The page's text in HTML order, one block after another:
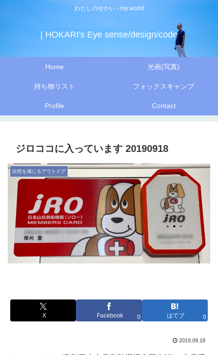
わたしのせかい - my world
| HOKARI's Eye sense/design/code
Home 光画(写真)
持ち物リスト フォックスキャンプ
Profile Contact
ジロココに入っています 20190918
自然を感じるアウトドア
X Facebook 0 はてブ 0
2019.09.18